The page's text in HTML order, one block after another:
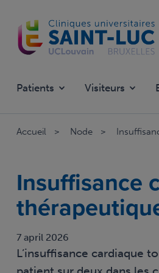
naar
Patients Visiteurs
Accueil Node
Insuffisance
7 april 2026
L’insuffisance cardiaque